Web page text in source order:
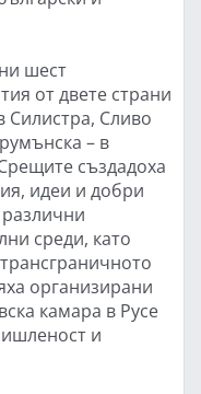
шест
от двете страни
Силистра, Сливо
– в
създадоха
идеи и добри
среди, като
организирани
камара в Русе
и